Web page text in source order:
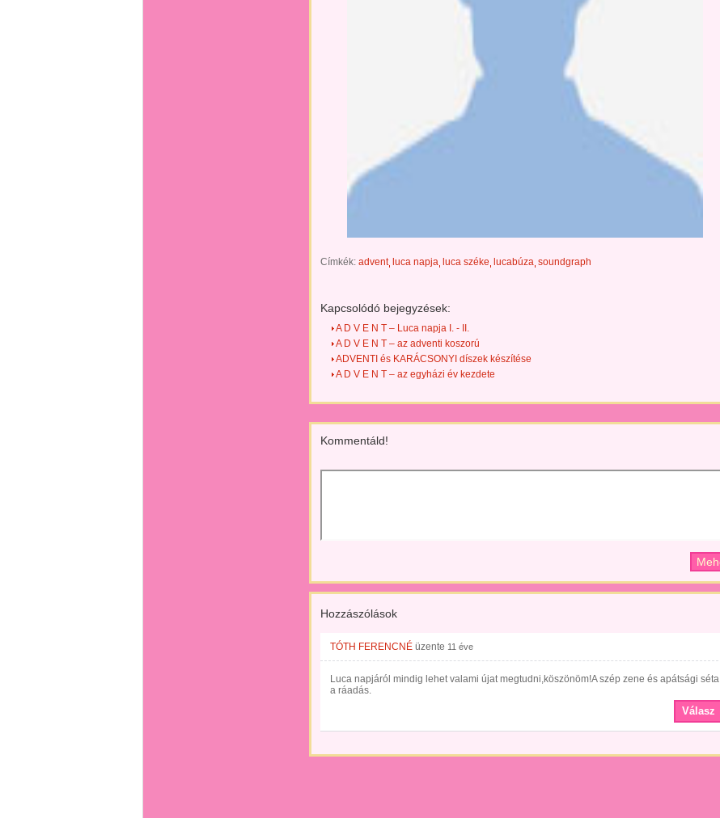
Címkék: advent luca napja luca széke lucabúza soundgraph
Kapcsolódó bejegyzések:
A D V E N T – Luca napja I. - II.
A D V E N T – az adventi koszorú
ADVENTI és KARÁCSONYI díszek készítése
A D V E N T – az egyházi év kezdete
Kommentáld!
Hozzászólások
TÓTH FERENCNÉ üzente 11 éve
Luca napjáról mindig lehet valami újat megtudni,köszönöm!A szép zene és apátsági séta
a ráadás.
Válasz